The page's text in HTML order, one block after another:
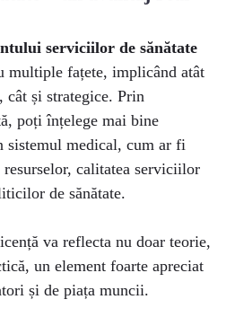
serviciilor de sănătate
multiple fațete, implicând atât
cât și strategice. Prin
poți înțelege mai bine
sistemul medical, cum ar fi
resurselor, calitatea serviciilor
de sănătate.
va reflecta nu doar teorie,
un element foarte apreciat
și de piața muncii.